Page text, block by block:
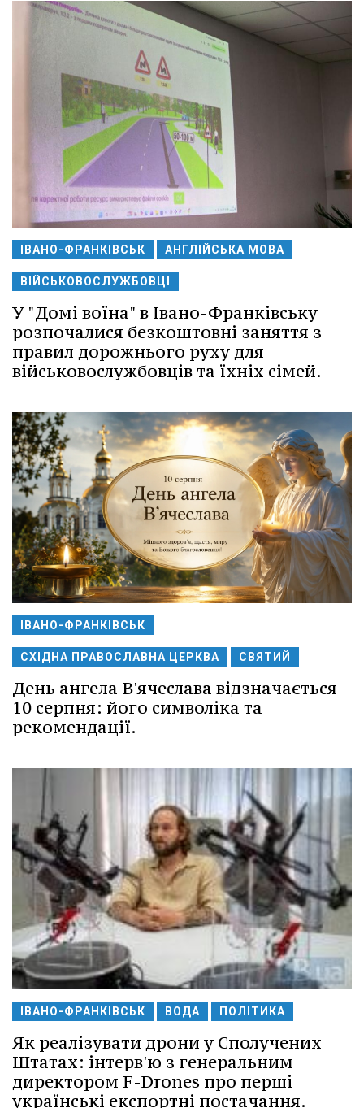
ІВАНО-ФРАНКІВСЬК АНГЛІЙСЬКА МОВА
ВІЙСЬКОВОСЛУЖБОВЦІ
У "Домі воїна" в Івано-Франківську
розпочалися безкоштовні заняття з
правил дорожнього руху для
військовослужбовців та їхніх сімей.
ІВАНО-ФРАНКІВСЬК
СХІДНА ПРАВОСЛАВНА ЦЕРКВА СВЯТИЙ
День ангела В'ячеслава відзначається
10 серпня: його символіка та
рекомендації.
ІВАНО-ФРАНКІВСЬК ВОДА ПОЛІТИКА
Як реалізувати дрони у Сполучених
Штатах: інтерв'ю з генеральним
директором F-Drones про перші
українські експортні постачання.